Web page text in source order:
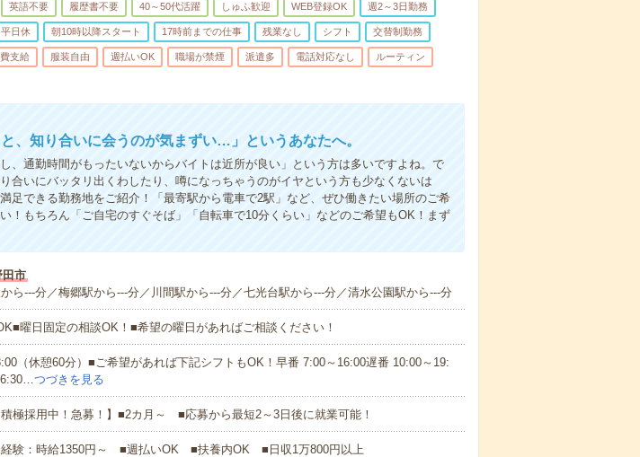
英語不要 履歴書不要 40～50代活躍 しゅふ歓迎 WEB登録OK 週2～3日勤務
平日休 朝10時以降スタート 17時前までの仕事 残業なし シフト 交替制勤務
支給 服装自由 週払いOK 職場が禁煙 派遣多 電話対応なし ルーティン
と、知り合いに会うのが気まずい…」というあなたへ。
、通勤時間がもったいないからバイトは近所が良い」という方は多いですよね。で
合いにバッタリ出くわしたり、噂になっちゃうのがイヤという方も少なくないは
足できる勤務地をご紹介！「最寄駅から電車で2駅」など、ぜひ働きたい場所のご希
！もちろん「ご自宅のすぐそば」「自転車で10分くらい」などのご希望もOK！まず
市
ら---分／梅郷駅から---分／川間駅から---分／七光台駅から---分／清水公園駅から---分
曜日固定の相談OK！■希望の曜日があればご相談ください！
（休憩60分）■ご希望があれば下記シフトもOK！早番 7:00～16:00遅番 10:00～19:
つづきを見る
積極採用中！急募！】■2カ月～ ■応募から最短2～3日後に就業可能！
経験：時給1350円～ ■週払いOK ■扶養内OK ■日収1万800円以上